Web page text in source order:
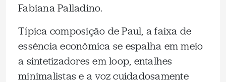
Fabiana Palladino.
Típica composição de Paul, a faixa de
essência econômica se espalha em meio
a sintetizadores em loop, entalhes
minimalistas e a voz cuidadosamente